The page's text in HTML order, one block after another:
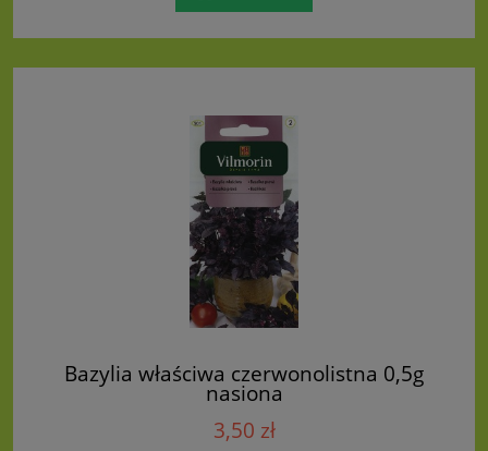
Bazylia właściwa czerwonolistna 0,5g
nasiona
3,50 zł